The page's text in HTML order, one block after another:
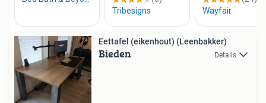
Eettafel (eikenhout) (Leenbakker)
Bieden Details